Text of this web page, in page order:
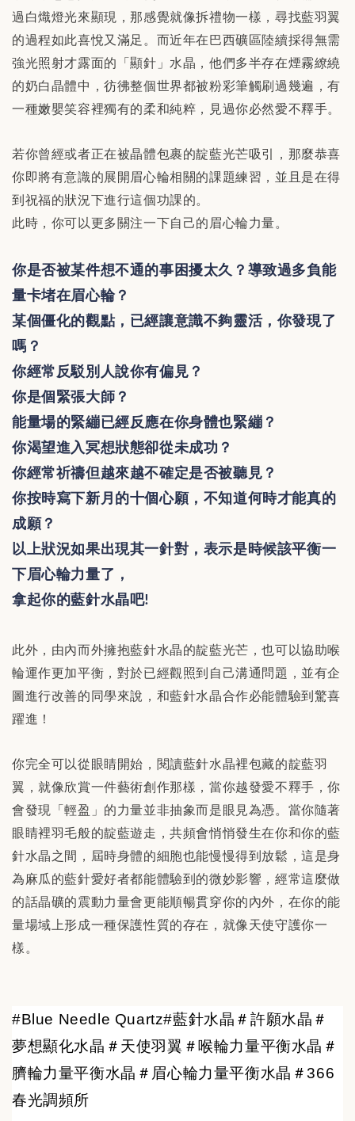
過白熾燈光來顯現，那感覺就像拆禮物一樣，尋找藍羽翼
的過程如此喜悅又滿足。而近年在巴西礦區陸續採得無需
強光照射才露面的「顯針」水晶，他們多半存在煙霧繚繞
的奶白晶體中，彷彿整個世界都被粉彩筆觸刷過幾遍，有
一種嫩嬰笑容裡獨有的柔和純粹，見過你必然愛不釋手。
若你曾經或者正在被晶體包裹的靛藍光芒吸引，那麼恭喜
你即將有意識的展開眉心輪相關的課題練習，並且是在得
到祝福的狀況下進行這個功課的。
此時，你可以更多關注一下自己的眉心輪力量。
你是否被某件想不通的事困擾太久？導致過多負能
量卡堵在眉心輪？
某個僵化的觀點，已經讓意識不夠靈活，你發現了
嗎？
你經常反駁別人說你有偏見？
你是個緊張大師？
能量場的緊繃已經反應在你身體也緊繃？
你渴望進入冥想狀態卻從未成功？
你經常祈禱但越來越不確定是否被聽見？
你按時寫下新月的十個心願，不知道何時才能真的
成願？
以上狀況如果出現其一針對，表示是時候該平衡一
下眉心輪力量了，
拿起你的藍針水晶吧!
此外，由內而外擁抱藍針水晶的靛藍光芒，也可以協助喉
輪運作更加平衡，對於已經觀照到自己溝通問題，並有企
圖進行改善的同學來說，和藍針水晶合作必能體驗到驚喜
躍進！
你完全可以從眼睛開始，閱讀藍針水晶裡包藏的靛藍羽
翼，就像欣賞一件藝術創作那樣，當你越發愛不釋手，你
會發現「輕盈」的力量並非抽象而是眼見為憑。當你隨著
眼睛裡羽毛般的靛藍遊走，共頻會悄悄發生在你和你的藍
針水晶之間，屆時身體的細胞也能慢慢得到放鬆，這是身
為麻瓜的藍針愛好者都能體驗到的微妙影響，經常這麼做
的話晶礦的震動力量會更能順暢貫穿你的內外，在你的能
量場域上形成一種保護性質的存在，就像天使守護你一
樣。
#Blue Needle Quartz#藍針水晶＃許願水晶＃
夢想顯化水晶＃天使羽翼＃喉輪力量平衡水晶＃
臍輪力量平衡水晶＃眉心輪力量平衡水晶＃366
春光調頻所